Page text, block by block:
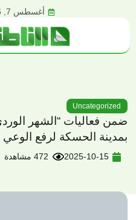
أغسطس 7, 2026
Uncategorized
ضمن فعاليات “الشهر
بمدينة الحسكة لرفع
2025-10-15 472 مشاهدة